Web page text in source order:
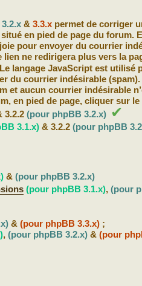
3.2.x &3.3.x permet de corriger
en pied de page du forum.
pour envoyer du courrier
ne redirigera plus vers la
langage JavaScript est utilisé
du courrier indésirable
et aucun courrier indésirable
en pied de page, cliquer sur
3.2.2(pour phpBB 3.2.x) ✔
3.1.x) & 3.2.2(pour phpBB
&(pour phpBB 3.2.x)
(pour phpBB 3.1.x),(pour
&(pour phpBB 3.3.x) ;
,(pour phpBB 3.2.x) &(pour